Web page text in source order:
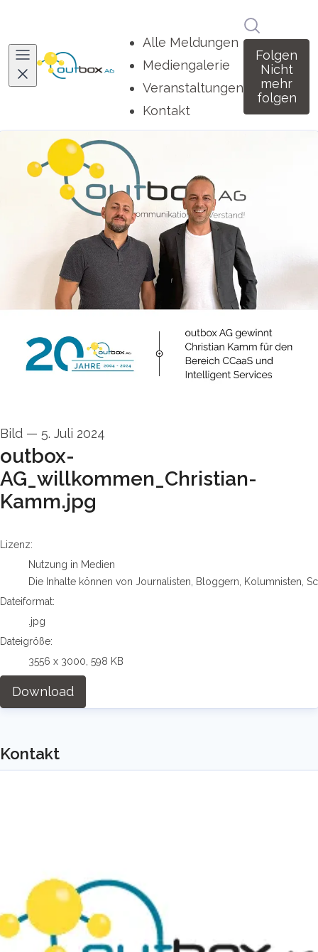
Alle Meldungen
Mediengalerie
Veranstaltungen
Kontakt
Folgen
Nicht
mehr
folgen
Bild — 5. Juli 2024
outbox-
AG_willkommen_Christian-
Kamm.jpg
go to media item
Lizenz:
Nutzung in Medien
Die Inhalte können von Journalisten, Bloggern, Kolumnisten,
Dateiformat:
.jpg
Dateigröße:
3556 x 3000, 598 KB
Download
Kontakt